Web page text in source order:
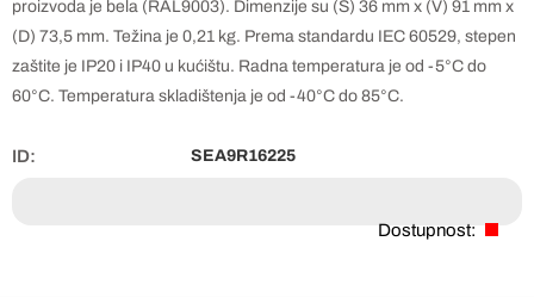
proizvoda je bela (RAL9003). Dimenzije su (Š) 36 mm x (V) 91 mm x
(D) 73,5 mm. Težina je 0,21 kg. Prema standardu IEC 60529, stepen
zaštite je IP20 i IP40 u kućištu. Radna temperatura je od -5°C do
60°C. Temperatura skladištenja je od -40°C do 85°C.
ID: SEA9R16225
Dostupnost: